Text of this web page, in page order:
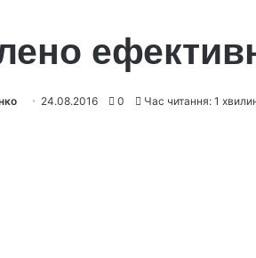
24.08.2016 0 Час читання: 1